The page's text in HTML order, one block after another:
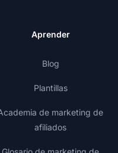
Aprender
Blog
Plantillas
de marketing de
afiliados